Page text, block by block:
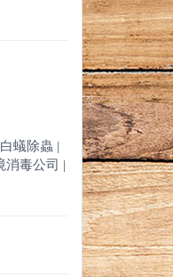
蟻除蟲 |
消毒公司 |